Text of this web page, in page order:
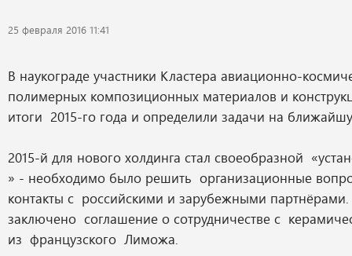
25 февраля 2016 11:41
В наукограде участники Кластера авиационно-
полимерных композиционных материалов и
итоги 2015-го года и определили задачи на
2015-й для нового холдинга стал своеобразной
» - необходимо было решить организационные
контакты с российскими и зарубежными
заключено соглашение о сотрудничестве с
из французского Лиможа.